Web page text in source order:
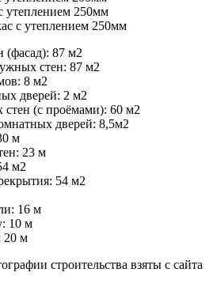
утеплением 250мм
с утеплением 250мм
(фасад): 87 м2
стен: 87 м2
8 м2
дверей: 2 м2
(с проёмами): 60 м2
дверей: 8,5м2
м
23 м
м2
54 м2
16 м
10 м
20 м
строительства взяты с сайта